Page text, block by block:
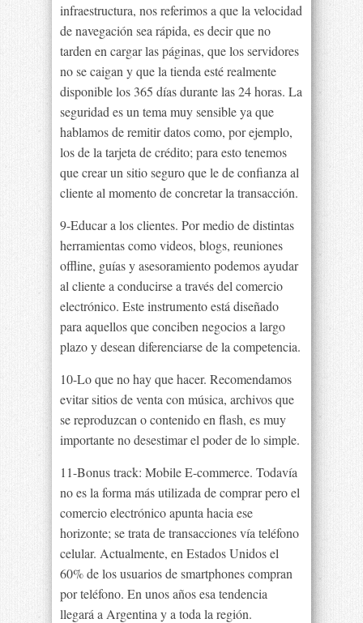
infraestructura, nos referimos a que la velocidad
de navegación sea rápida, es decir que no
tarden en cargar las páginas, que los servidores
no se caigan y que la tienda esté realmente
disponible los 365 días durante las 24 horas. La
seguridad es un tema muy sensible ya que
hablamos de remitir datos como, por ejemplo,
los de la tarjeta de crédito; para esto tenemos
que crear un sitio seguro que le de confianza al
cliente al momento de concretar la transacción.
9-Educar a los clientes. Por medio de distintas
herramientas como videos, blogs, reuniones
offline, guías y asesoramiento podemos ayudar
al cliente a conducirse a través del comercio
electrónico. Este instrumento está diseñado
para aquellos que conciben negocios a largo
plazo y desean diferenciarse de la competencia.
10-Lo que no hay que hacer. Recomendamos
evitar sitios de venta con música, archivos que
se reproduzcan o contenido en flash, es muy
importante no desestimar el poder de lo simple.
11-Bonus track: Mobile E-commerce. Todavía
no es la forma más utilizada de comprar pero el
comercio electrónico apunta hacia ese
horizonte; se trata de transacciones vía teléfono
celular. Actualmente, en Estados Unidos el
60% de los usuarios de smartphones compran
por teléfono. En unos años esa tendencia
llegará a Argentina y a toda la región.